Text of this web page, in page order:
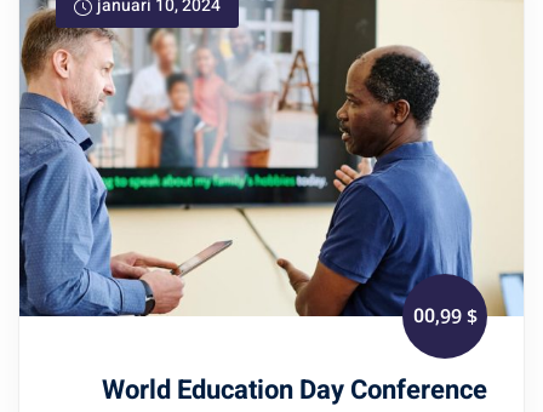
januari 10, 2024
$ 99
,00
World Education Day Conference
Sign up
Already have an account? Sign in